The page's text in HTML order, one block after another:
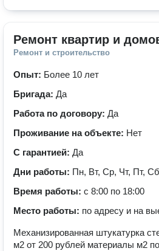
Ремонт квартир и
Ремонт и строительство
Опыт: Более 10 лет
Бригада: Да
Работа по договору: Да
Проживание на объекте: Нет
С гарантией: Да
Дни работы: Пн, Вт, Ср, Чт, Пт, Сб
Время работы: с 8:00 по 18:00
Место работы: по адресу и на
Механизированная штукатурка
м2 от 200 рублей материалы м2